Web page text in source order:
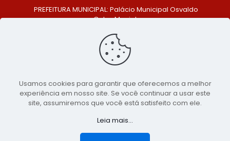
PREFEITURA MUNICIPAL: Palácio Municipal Osvaldo
Celso Maciel
Centro, São Bento do Una - PE. CEP: 553370-128
TELEFONE: (81) 99548-1569
E-MAIL: ouvidoria@saobentodouna.pe.gov.br
Copyright 2021-2026 - Assessoria de Comunicação da
Prefeitura de São Bento do Una - PE
publicidadeLumusWeb - Agência Digital
Usamos cookies para garantir que oferecemos a melhor
experiência em nosso site. Se você continuar a usar este
site, assumiremos que você está satisfeito com ele.
Leia mais...